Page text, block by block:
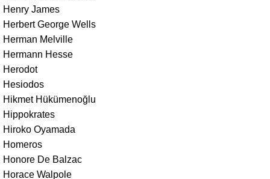
Henry James
Herbert George Wells
Herman Melville
Hermann Hesse
Herodot
Hesiodos
Hikmet Hükümenoğlu
Hippokrates
Hiroko Oyamada
Homeros
Honore De Balzac
Horace Walpole